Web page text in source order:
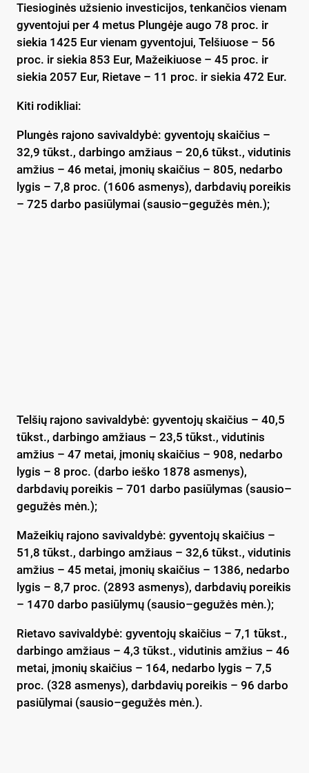
Tiesioginės užsienio investicijos, tenkančios vienam
gyventojui per 4 metus Plungėje augo 78 proc. ir
siekia 1425 Eur vienam gyventojui, Telšiuose – 56
proc. ir siekia 853 Eur, Mažeikiuose – 45 proc. ir
siekia 2057 Eur, Rietave – 11 proc. ir siekia 472 Eur.
Kiti rodikliai:
Plungės rajono savivaldybė: gyventojų skaičius –
32,9 tūkst., darbingo amžiaus – 20,6 tūkst., vidutinis
amžius – 46 metai, įmonių skaičius – 805, nedarbo
lygis – 7,8 proc. (1606 asmenys), darbdavių poreikis
– 725 darbo pasiūlymai (sausio–gegužės mėn.);
Telšių rajono savivaldybė: gyventojų skaičius – 40,5
tūkst., darbingo amžiaus – 23,5 tūkst., vidutinis
amžius – 47 metai, įmonių skaičius – 908, nedarbo
lygis – 8 proc. (darbo ieško 1878 asmenys),
darbdavių poreikis – 701 darbo pasiūlymas (sausio–
gegužės mėn.);
Mažeikių rajono savivaldybė: gyventojų skaičius –
51,8 tūkst., darbingo amžiaus – 32,6 tūkst., vidutinis
amžius – 45 metai, įmonių skaičius – 1386, nedarbo
lygis – 8,7 proc. (2893 asmenys), darbdavių poreikis
– 1470 darbo pasiūlymų (sausio–gegužės mėn.);
Rietavo savivaldybė: gyventojų skaičius – 7,1 tūkst.,
darbingo amžiaus – 4,3 tūkst., vidutinis amžius – 46
metai, įmonių skaičius – 164, nedarbo lygis – 7,5
proc. (328 asmenys), darbdavių poreikis – 96 darbo
pasiūlymai (sausio–gegužės mėn.).